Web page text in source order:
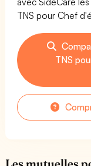
TNS pour Chef
TNS